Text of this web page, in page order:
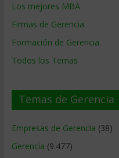
Los mejores MBA
Firmas de Gerencia
Formación de Gerencia
Todos los Temas
Temas de Gerencia
Empresas de Gerencia (38)
Gerencia (9.477)